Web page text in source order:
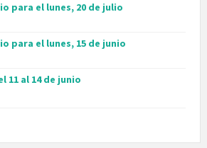
para el lunes, 20 de julio
para el lunes, 15 de junio
11 al 14 de junio